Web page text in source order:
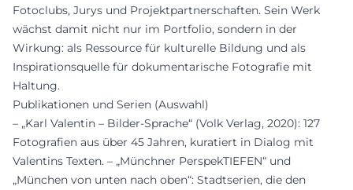
Fotoclubs, Jurys und Projektpartnerschaften. Sein Werk
wächst damit nicht nur im Portfolio, sondern in der
Wirkung: als Ressource für kulturelle Bildung und als
Inspirationsquelle für dokumentarische Fotografie mit
Haltung.
Publikationen und Serien (Auswahl)
– „Karl Valentin – Bilder-Sprache“ (Volk Verlag, 2020): 127
Fotografien aus über 45 Jahren, kuratiert in Dialog mit
Valentins Texten. – „Münchner PerspekTIEFEN“ und
„München von unten nach oben“: Stadtserien, die den